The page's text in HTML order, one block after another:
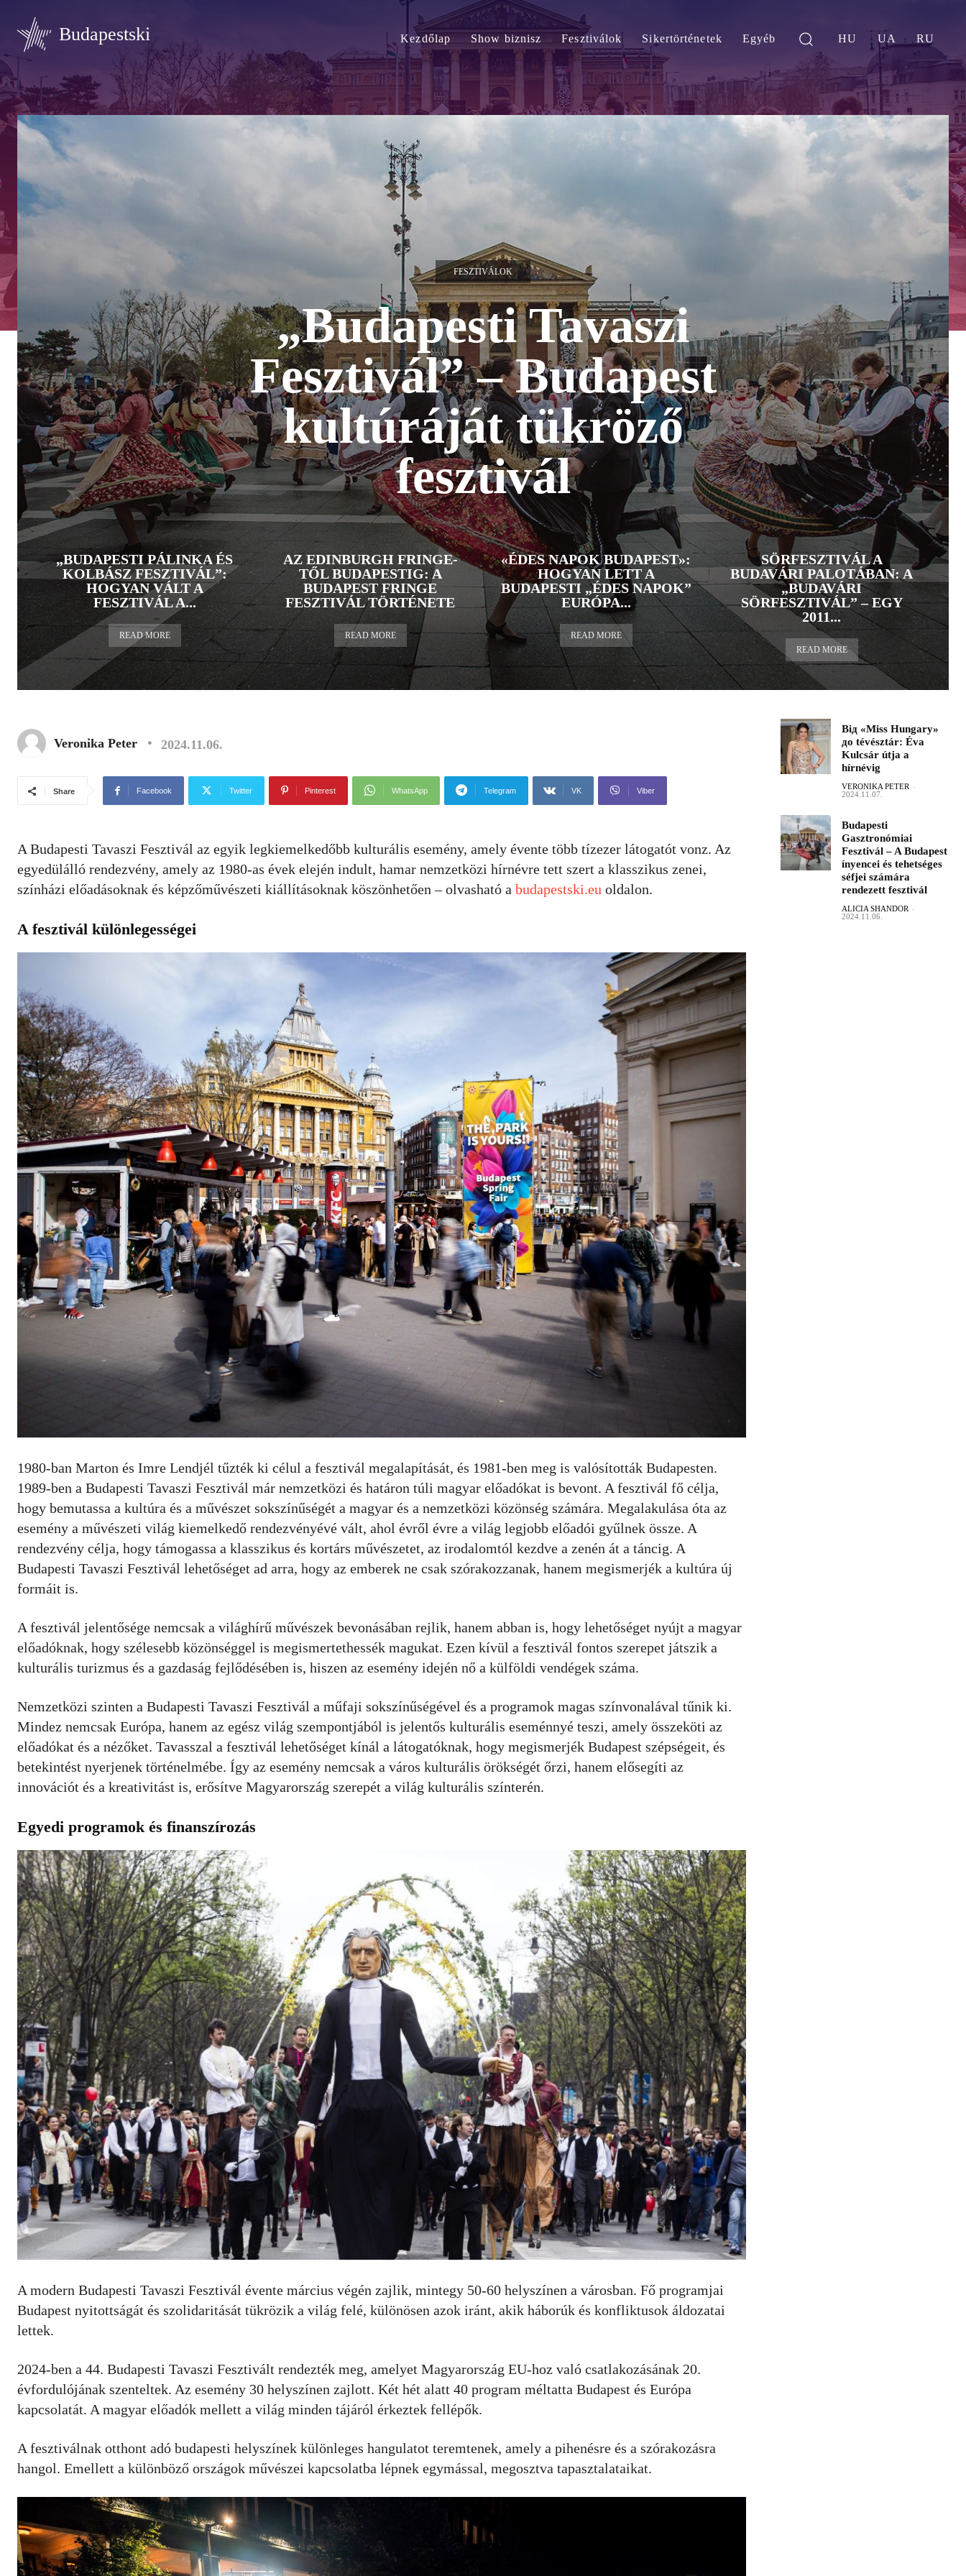
Budapestski Kezdőlap Show biznisz Fesztiválok Sikertörténetek Egyéb HU UA RU
FESZTIVÁLOK
„Budapesti Tavaszi
Fesztivál” – Budapest
kultúráját tükröző
fesztivál
„BUDAPESTI PÁLINKA ÉS
KOLBÁSZ FESZTIVÁL”:
HOGYAN VÁLT A
FESZTIVÁL A...
READ MORE
AZ EDINBURGH FRINGE-
TŐL BUDAPESTIG: A
BUDAPEST FRINGE
FESZTIVÁL TÖRTÉNETE
READ MORE
«ÉDES NAPOK BUDAPEST»:
HOGYAN LETT A
BUDAPESTI „ÉDES NAPOK”
EURÓPA...
READ MORE
SÖRFESZTIVÁL A
BUDAVÁRI PALOTÁBAN: A
„BUDAVÁRI
SÖRFESZTIVÁL” – EGY
2011...
READ MORE
Veronika Peter 2024.11.06.
Share Facebook Twitter Pinterest WhatsApp Telegram VK Viber
A Budapesti Tavaszi Fesztivál az egyik legkiemelkedőbb kulturális esemény, amely évente több tízezer látogatót vonz. Az
egyedülálló rendezvény, amely az 1980-as évek elején indult, hamar nemzetközi hírnévre tett szert a klasszikus zenei,
színházi előadásoknak és képzőművészeti kiállításoknak köszönhetően – olvasható a budapestski.eu oldalon.
A fesztivál különlegességei
1980-ban Marton és Imre Lendjél tűzték ki célul a fesztivál megalapítását, és 1981-ben meg is valósították Budapesten.
1989-ben a Budapesti Tavaszi Fesztivál már nemzetközi és határon túli magyar előadókat is bevont. A fesztivál fő célja,
hogy bemutassa a kultúra és a művészet sokszínűségét a magyar és a nemzetközi közönség számára. Megalakulása óta az
esemény a művészeti világ kiemelkedő rendezvényévé vált, ahol évről évre a világ legjobb előadói gyűlnek össze. A
rendezvény célja, hogy támogassa a klasszikus és kortárs művészetet, az irodalomtól kezdve a zenén át a táncig. A
Budapesti Tavaszi Fesztivál lehetőséget ad arra, hogy az emberek ne csak szórakozzanak, hanem megismerjék a kultúra új
formáit is.
A fesztivál jelentősége nemcsak a világhírű művészek bevonásában rejlik, hanem abban is, hogy lehetőséget nyújt a magyar
előadóknak, hogy szélesebb közönséggel is megismertethessék magukat. Ezen kívül a fesztivál fontos szerepet játszik a
kulturális turizmus és a gazdaság fejlődésében is, hiszen az esemény idején nő a külföldi vendégek száma.
Nemzetközi szinten a Budapesti Tavaszi Fesztivál a műfaji sokszínűségével és a programok magas színvonalával tűnik ki.
Mindez nemcsak Európa, hanem az egész világ szempontjából is jelentős kulturális eseménnyé teszi, amely összeköti az
előadókat és a nézőket. Tavasszal a fesztivál lehetőséget kínál a látogatóknak, hogy megismerjék Budapest szépségeit, és
betekintést nyerjenek történelmébe. Így az esemény nemcsak a város kulturális örökségét őrzi, hanem elősegíti az
innovációt és a kreativitást is, erősítve Magyarország szerepét a világ kulturális színterén.
Egyedi programok és finanszírozás
A modern Budapesti Tavaszi Fesztivál évente március végén zajlik, mintegy 50-60 helyszínen a városban. Fő programjai
Budapest nyitottságát és szolidaritását tükrözik a világ felé, különösen azok iránt, akik háborúk és konfliktusok áldozatai
lettek.
2024-ben a 44. Budapesti Tavaszi Fesztivált rendezték meg, amelyet Magyarország EU-hoz való csatlakozásának 20.
évfordulójának szenteltek. Az esemény 30 helyszínen zajlott. Két hét alatt 40 program méltatta Budapest és Európa
kapcsolatát. A magyar előadók mellett a világ minden tájáról érkeztek fellépők.
A fesztiválnak otthont adó budapesti helyszínek különleges hangulatot teremtenek, amely a pihenésre és a szórakozásra
hangol. Emellett a különböző országok művészei kapcsolatba lépnek egymással, megosztva tapasztalataikat.
Від «Miss Hungary»
до tévésztár: Éva
Kulcsár útja a
hírnévig
VERONIKA PETER -
2024.11.07.
Budapesti
Gasztronómiai
Fesztivál – A Budapest
ínyencei és tehetséges
séfjei számára
rendezett fesztivál
ALICIA SHANDOR -
2024.11.06.